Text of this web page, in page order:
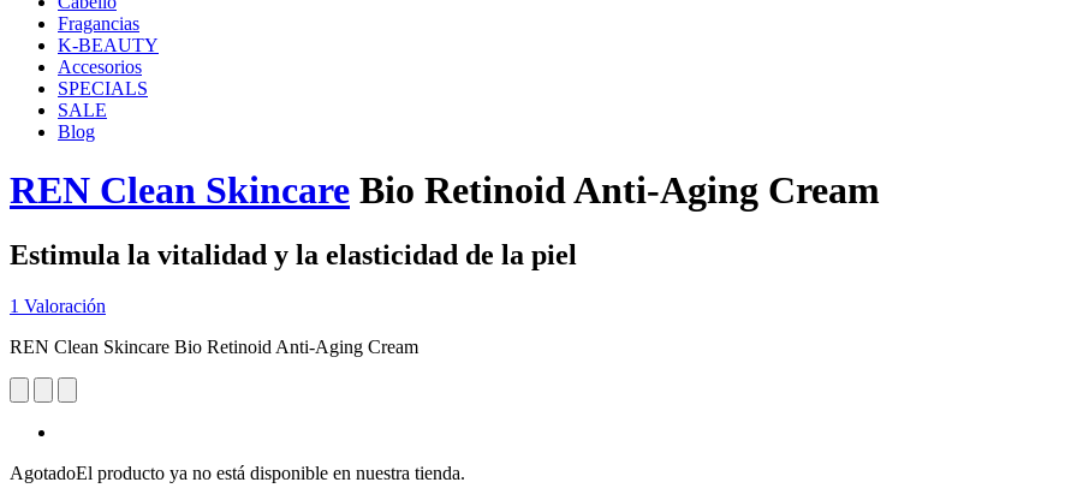
Fragancias
K-BEAUTY
Accesorios
SPECIALS
SALE
Blog
REN Clean Skincare Bio Retinoid Anti-Aging Cream
Estimula la vitalidad y la elasticidad de la piel
1 Valoración
REN Clean Skincare Bio Retinoid Anti-Aging Cream
AgotadoEl producto ya no está disponible en nuestra tienda.